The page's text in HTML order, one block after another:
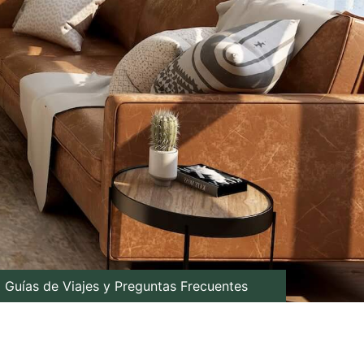
Guías de Viajes y Preguntas Frecuentes